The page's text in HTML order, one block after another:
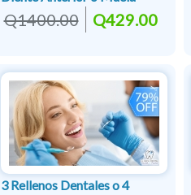
Q1400.00 Q429.00
3 Rellenos Dentales o 4